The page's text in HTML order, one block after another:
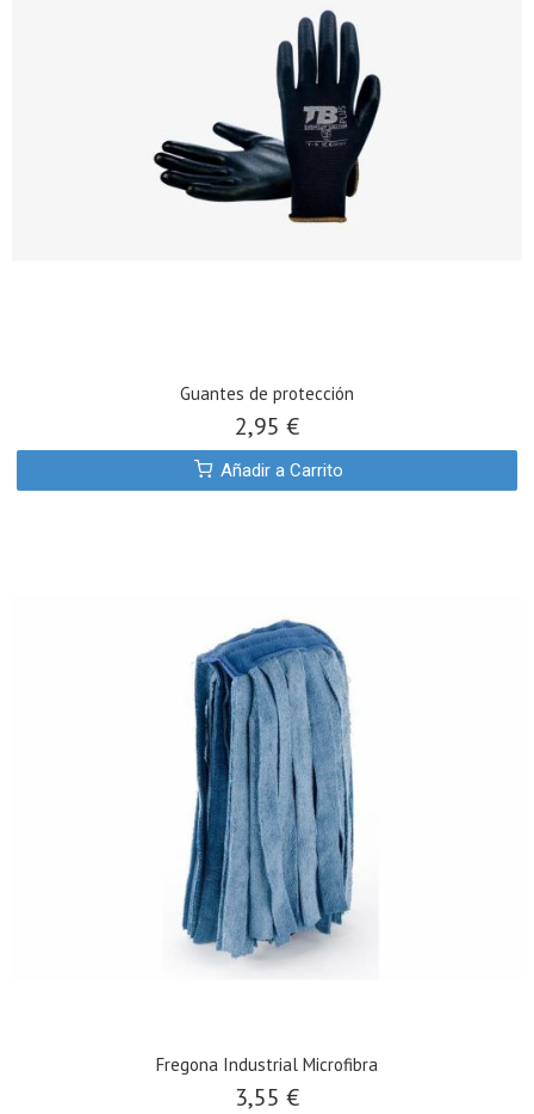
Guantes de protección
2,95 €
Añadir a Carrito
Fregona Industrial Microfibra
3,55 €